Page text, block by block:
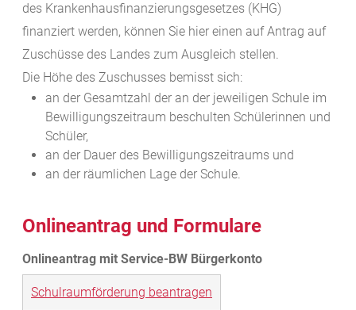
des Krankenhausfinanzierungsgesetzes (KHG)
finanziert werden, können Sie hier einen auf Antrag auf
Zuschüsse des Landes zum Ausgleich stellen.
Die Höhe des Zuschusses bemisst sich:
an der Gesamtzahl der an der jeweiligen Schule im
Bewilligungszeitraum beschulten Schülerinnen und
Schüler,
an der Dauer des Bewilligungszeitraums und
an der räumlichen Lage der Schule.
Onlineantrag und Formulare
Schulraumförderung beantragen